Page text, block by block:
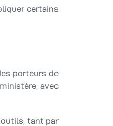
certains
porteurs de
avec
tant par